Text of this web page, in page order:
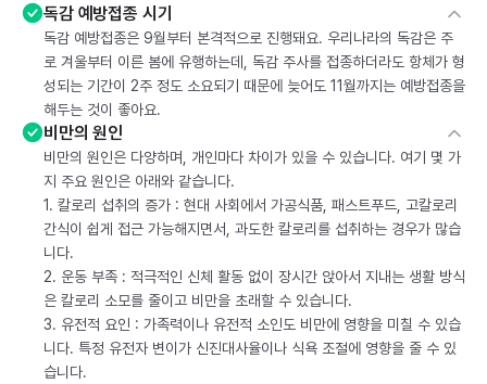
독감 예방접종 시기
독감 예방접종은 9월부터 본격적으로 진행돼요. 우리나라의 독감은 주
로 겨울부터 이른 봄에 유행하는데, 독감 주사를 접종하더라도 항체가 형
성되는 기간이 2주 정도 소요되기 때문에 늦어도 11월까지는 예방접종을
해두는 것이 좋아요.
비만의 원인
비만의 원인은 다양하며, 개인마다 차이가 있을 수 있습니다. 여기 몇 가
지 주요 원인은 아래와 같습니다.
1. 칼로리 섭취의 증가 : 현대 사회에서 가공식품, 패스트푸드, 고칼로리
간식이 쉽게 접근 가능해지면서, 과도한 칼로리를 섭취하는 경우가 많습
니다.
2. 운동 부족 : 적극적인 신체 활동 없이 장시간 앉아서 지내는 생활 방식
은 칼로리 소모를 줄이고 비만을 초래할 수 있습니다.
3. 유전적 요인 : 가족력이나 유전적 소인도 비만에 영향을 미칠 수 있습
니다. 특정 유전자 변이가 신진대사율이나 식욕 조절에 영향을 줄 수 있
습니다.